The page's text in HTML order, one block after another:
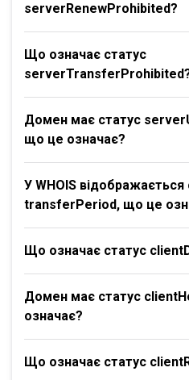
serverRenewProhibited?
Що означає статус
Домен має статус
що це означає?
У WHOIS відображається
transferPeriod, що це
Що означає статус
Домен має статус
означає?
Що означає статус